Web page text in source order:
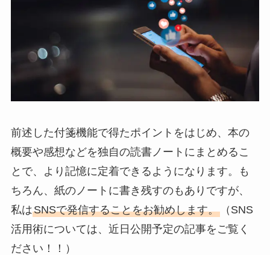
前述した付箋機能で得たポイントをはじめ、本の
概要や感想などを独自の読書ノートにまとめるこ
とで、より記憶に定着できるようになります。も
ちろん、紙のノートに書き残すのもありですが、
私はSNSで発信することをお勧めします。（SNS
活用術については、近日公開予定の記事をご覧く
ださい！！）